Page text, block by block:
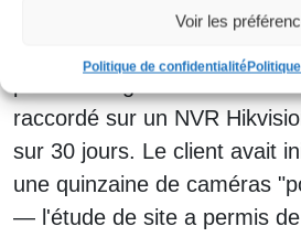
Voir les
Politique de confidentialité
véhicules, 18 caméras dôme
raccordé sur un NVR
sur 30 jours. Le client avait
une quinzaine de caméras
— l'étude de site a permis